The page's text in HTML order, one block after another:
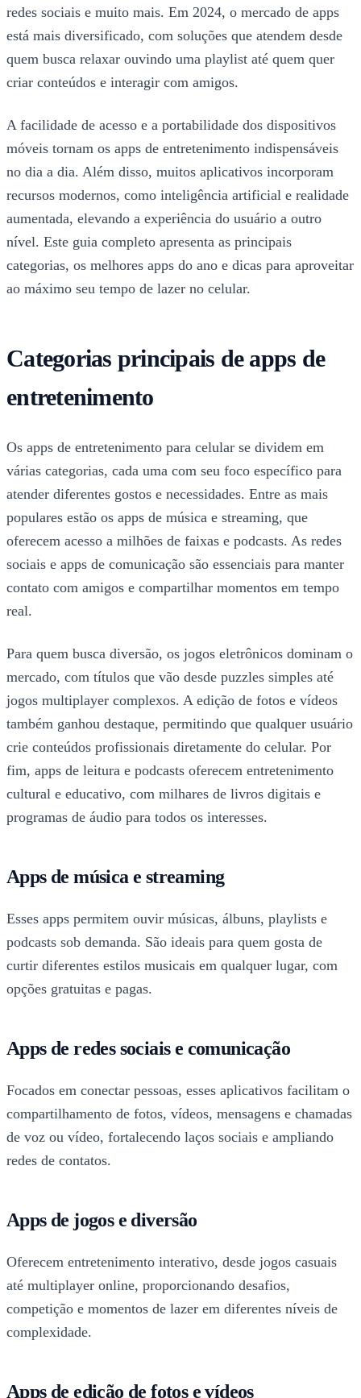
redes sociais e muito mais. Em 2024, o mercado de apps
está mais diversificado, com soluções que atendem desde
quem busca relaxar ouvindo uma playlist até quem quer
criar conteúdos e interagir com amigos.
A facilidade de acesso e a portabilidade dos dispositivos
móveis tornam os apps de entretenimento indispensáveis
no dia a dia. Além disso, muitos aplicativos incorporam
recursos modernos, como inteligência artificial e realidade
aumentada, elevando a experiência do usuário a outro
nível. Este guia completo apresenta as principais
categorias, os melhores apps do ano e dicas para aproveitar
ao máximo seu tempo de lazer no celular.
Categorias principais de apps de
entretenimento
Os apps de entretenimento para celular se dividem em
várias categorias, cada uma com seu foco específico para
atender diferentes gostos e necessidades. Entre as mais
populares estão os apps de música e streaming, que
oferecem acesso a milhões de faixas e podcasts. As redes
sociais e apps de comunicação são essenciais para manter
contato com amigos e compartilhar momentos em tempo
real.
Para quem busca diversão, os jogos eletrônicos dominam o
mercado, com títulos que vão desde puzzles simples até
jogos multiplayer complexos. A edição de fotos e vídeos
também ganhou destaque, permitindo que qualquer usuário
crie conteúdos profissionais diretamente do celular. Por
fim, apps de leitura e podcasts oferecem entretenimento
cultural e educativo, com milhares de livros digitais e
programas de áudio para todos os interesses.
Apps de música e streaming
Esses apps permitem ouvir músicas, álbuns, playlists e
podcasts sob demanda. São ideais para quem gosta de
curtir diferentes estilos musicais em qualquer lugar, com
opções gratuitas e pagas.
Apps de redes sociais e comunicação
Focados em conectar pessoas, esses aplicativos facilitam o
compartilhamento de fotos, vídeos, mensagens e chamadas
de voz ou vídeo, fortalecendo laços sociais e ampliando
redes de contatos.
Apps de jogos e diversão
Oferecem entretenimento interativo, desde jogos casuais
até multiplayer online, proporcionando desafios,
competição e momentos de lazer em diferentes níveis de
complexidade.
Apps de edição de fotos e vídeos